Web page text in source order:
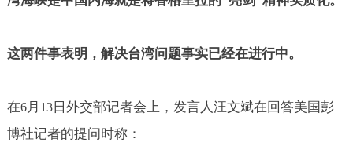
这两件事表明，解决台湾问题事实已经在进行中。
在6月 13日外交部记者会上，发言人汪文斌在回答美国彭
博社记者的提问时称：